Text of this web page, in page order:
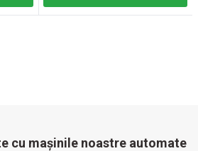
cu mașinile noastre automate